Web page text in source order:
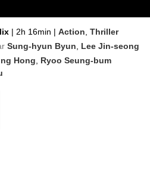
| 2h 16min | Action Thriller
Sung-hyun Byun
Lee Jin-seong
Hong
Ryoo Seung-bum